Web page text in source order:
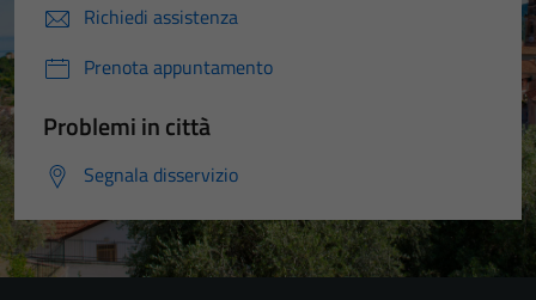
Richiedi assistenza
Prenota appuntamento
Problemi in città
Segnala disservizio